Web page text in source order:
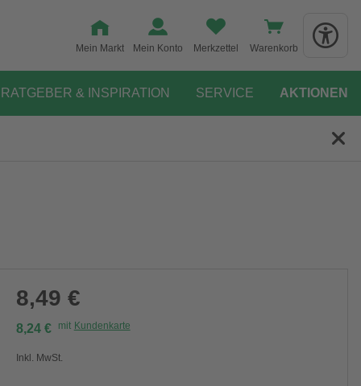
Mein Markt Mein Konto Merkzettel Warenkorb
RATGEBER & INSPIRATION SERVICE AKTIONEN
8,49 €
8,24 € mit Kundenkarte
Inkl. MwSt.